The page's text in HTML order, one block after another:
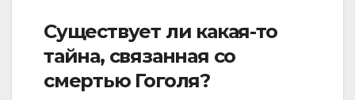
Существует ли какая-то
тайна, связанная со
смертью Гоголя?